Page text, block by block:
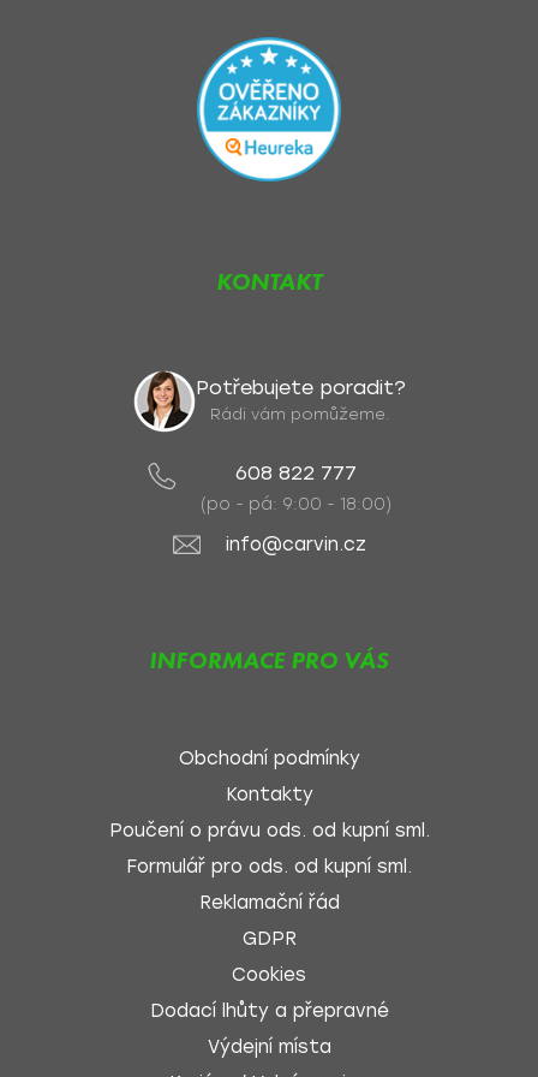
KONTAKT
Potřebujete poradit?
Rádi vám pomůžeme.
608 822 777
(po - pá: 9:00 - 18:00)
info@carvin.cz
INFORMACE PRO VÁS
Obchodní podmínky
Kontakty
Poučení o právu ods. od kupní sml.
Formulář pro ods. od kupní sml.
Reklamační řád
GDPR
Cookies
Dodací lhůty a přepravné
Výdejní místa